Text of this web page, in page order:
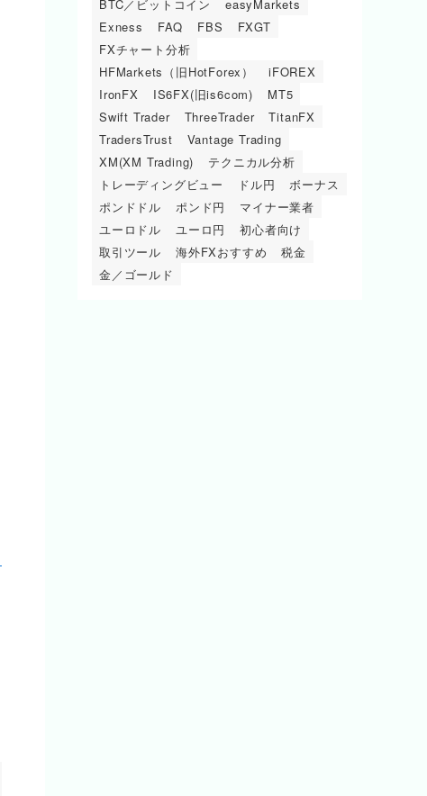
BTC／ビットコイン
easyMarkets
Exness
FAQ FBS
FXGT
FXチャート分析
HFMarkets（旧HotForex）
iFOREX
IronFX
IS6FX(旧is6com)
MT5
Swift Trader
ThreeTrader
TitanFX
TradersTrust
Vantage Trading
XM(XM Trading)
テクニカル分析
トレーディングビュー
ドル円
ボーナス
ポンドドル
ポンド円
マイナー業者
ユーロドル
ユーロ円
初心者向け
取引ツール
海外FXおすすめ
税金
金／ゴールド